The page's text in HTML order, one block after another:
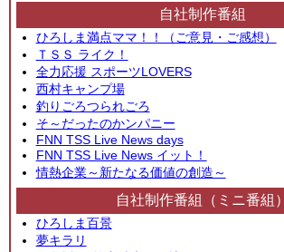
自社制作番組
ひろしま満点ママ！！（ご意見・ご感想）
ＴＳＳ ライク！
全力応援 スポーツLOVERS
西村キャンプ場
釣りごろつられごろ
そ～だったのかンパニー
FNN TSS Live News days
FNN TSS Live News イット！
情熱企業～新たなる価値の創造～
自社制作番組（ミニ番組）
ひろしま百景
夢キラリ